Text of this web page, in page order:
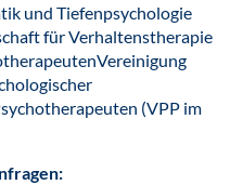
und Tiefenpsychologie
für Verhaltenstherapie
(VPP im